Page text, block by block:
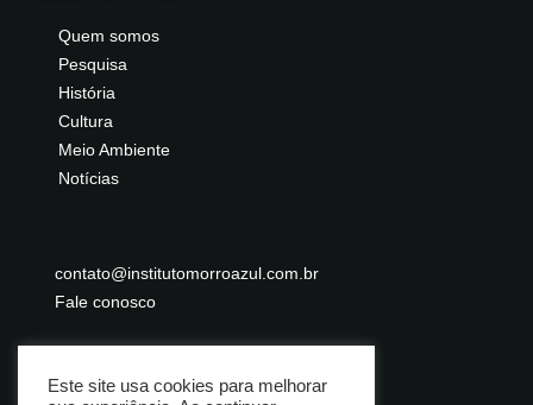
Quem somos
Pesquisa
História
Cultura
Meio Ambiente
Notícias
contato@institutomorroazul.com.br
Fale conosco
Este site usa cookies para melhorar